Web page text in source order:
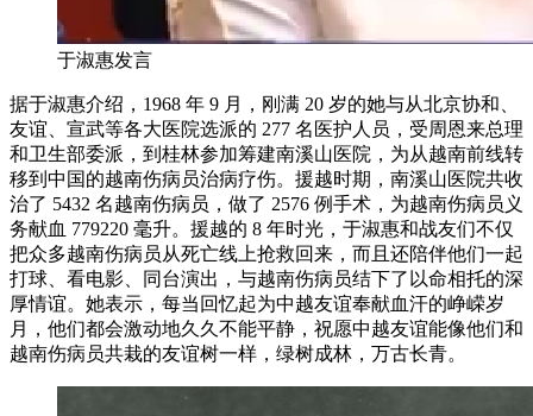
于淑惠发言
据于淑惠介绍，1968 年 9 月，刚满 20 岁的她与从北京协和、
友谊、宣武等各大医院选派的 277 名医护人员，受周恩来总理
和卫生部委派，到桂林参加筹建南溪山医院，为从越南前线转
移到中国的越南伤病员治病疗伤。援越时期，南溪山医院共收
治了 5432 名越南伤病员，做了 2576 例手术，为越南伤病员义
务献血 779220 毫升。援越的 8 年时光，于淑惠和战友们不仅
把众多越南伤病员从死亡线上抢救回来，而且还陪伴他们一起
打球、看电影、同台演出，与越南伤病员结下了以命相托的深
厚情谊。她表示，每当回忆起为中越友谊奉献血汗的峥嵘岁
月，他们都会激动地久久不能平静，祝愿中越友谊能像他们和
越南伤病员共栽的友谊树一样，绿树成林，万古长青。